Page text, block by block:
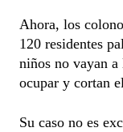
Ahora, los
120 residentes
niños no vayan a
ocupar y cortan
Su caso no es